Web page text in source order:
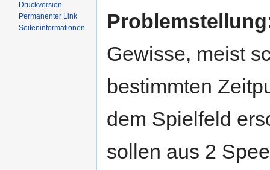
Gewisse, meist
bestimmten
dem Spielfeld
sollen aus 2
Druckversion
Permanenter Link
Seiten­informationen